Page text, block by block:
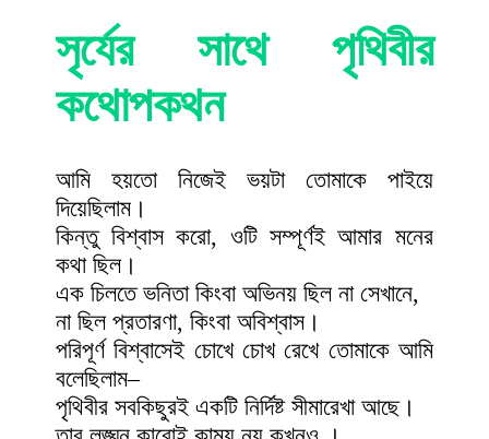
সৃর্যের সাথে পৃথিবীর
কথোপকথন
আমি হয়তো নিজেই ভয়টা তোমাকে পাইয়ে
দিয়েছিলাম।
কিন্তু বিশ্বাস করো, ওটি সম্পূর্ণই আমার মনের
কথা ছিল।
এক চিলতে ভনিতা কিংবা অভিনয় ছিল না সেখানে,
না ছিল প্রতারণা, কিংবা অবিশ্বাস।
পরিপূর্ণ বিশ্বাসেই চোখে চোখ রেখে তোমাকে আমি
বলেছিলাম–
পৃথিবীর সবকিছুরই একটি নির্দিষ্ট সীমারেখা আছে।